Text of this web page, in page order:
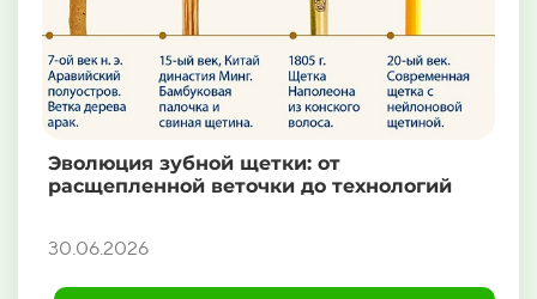
Эволюция зубной щетки: от
расщепленной веточки до технологий
30.06.2026